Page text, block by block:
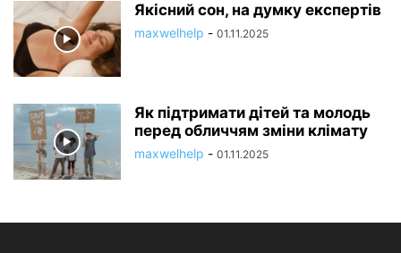
Якісний сон, на думку експертів
maxwelhelp - 01.11.2025
Як підтримати дітей та молодь
перед обличчям зміни клімату
maxwelhelp - 01.11.2025